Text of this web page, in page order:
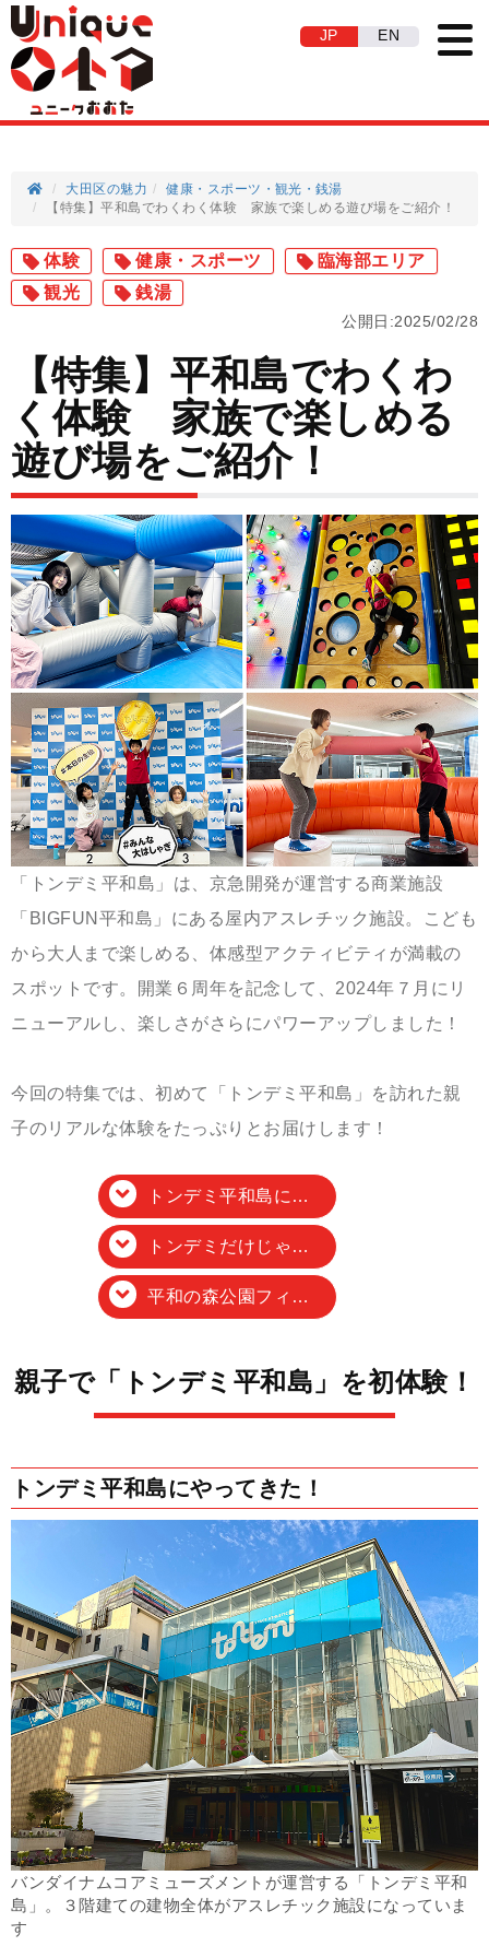
JP EN
大田区の魅力 健康・スポーツ 観光
銭湯
【特集】平和島でわくわく体験 家族で楽しめる遊び場をご紹介！
体験 健康・スポーツ
臨海部エリア
観光
銭湯
公開日:2025/02/28
【特集】平和島でわくわ
く体験 家族で楽しめる
遊び場をご紹介！
「トンデミ平和島」は、京急開発が運営する商業施設
「BIGFUN平和島」にある屋内アスレチック施設。こども
から大人まで楽しめる、体感型アクティビティが満載の
スポットです。開業６周年を記念して、2024年７月にリ
ニューアルし、楽しさがさらにパワーアップしました！
今回の特集では、初めて「トンデミ平和島」を訪れた親
子のリアルな体験をたっぷりとお届けします！
トンデミ平和島にやってきた！
トンデミだけじゃない！BIGFUN平和島
平和の森公園フィールドアスレチック
親子で「トンデミ平和島」を初体験！
トンデミ平和島にやってきた！
バンダイナムコアミューズメントが運営する「トンデミ平和
島」。３階建ての建物全体がアスレチック施設になっていま
す